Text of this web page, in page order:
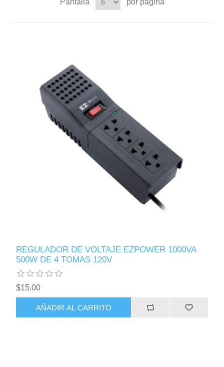
Pantalla por página
REGULADOR DE VOLTAJE EZPOWER 1000VA
500W DE 4 TOMAS 120V
$15.00
AÑADIR AL CARRITO